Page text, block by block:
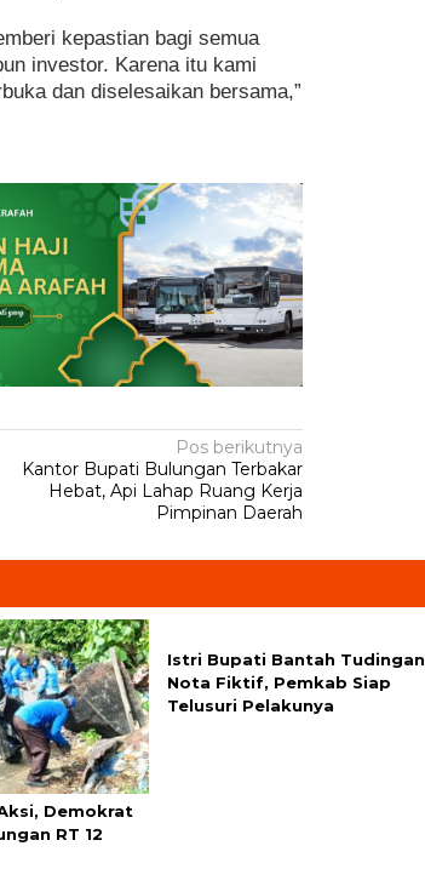
kepastian bagi semua
investor. Karena itu kami
dan diselesaikan bersama,”
Pos berikutnya
Kantor Bupati Bulungan Terbakar
Hebat, Api Lahap Ruang Kerja
Pimpinan Daerah
Demokrat
RT 12
Istri Bupati Bantah Tudingan
Nota Fiktif, Pemkab Siap
Telusuri Pelakunya